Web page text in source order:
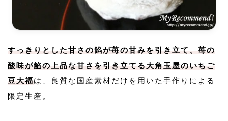
すっきりとした甘さの餡が苺の甘みを引き立て、苺の
酸味が餡の上品な甘さを引き立てる大角玉屋のいちご
豆大福は、良質な国産素材だけを用いた手作りによる
限定生産。